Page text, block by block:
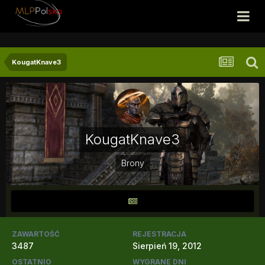
KougatKnave3
KougatKnave3
Brony
ZAWARTOŚĆ
3487
REJESTRACJA
Sierpień 19, 2012
OSTATNIO WYGRANE DNI